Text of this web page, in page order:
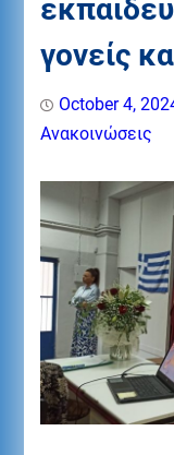
γονείς
October 4,
Ανακοινώσεις